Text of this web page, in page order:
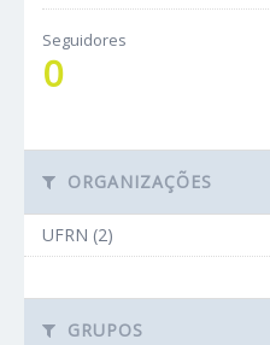
Seguidores
0
ORGANIZAÇÕES
UFRN (2)
GRUPOS